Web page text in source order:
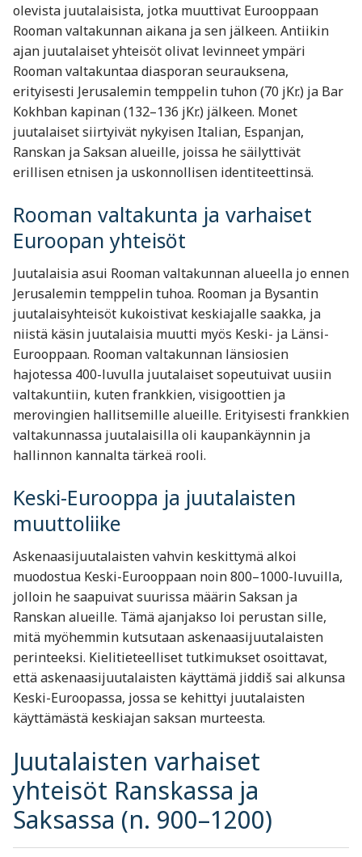
olevista juutalaisista, jotka muuttivat Eurooppaan
Rooman valtakunnan aikana ja sen jälkeen. Antiikin
ajan juutalaiset yhteisöt olivat levinneet ympäri
Rooman valtakuntaa diasporan seurauksena,
erityisesti Jerusalemin temppelin tuhon (70 jKr.) ja Bar
Kokhban kapinan (132–136 jKr.) jälkeen. Monet
juutalaiset siirtyivät nykyisen Italian, Espanjan,
Ranskan ja Saksan alueille, joissa he säilyttivät
erillisen etnisen ja uskonnollisen identiteettinsä.
Rooman valtakunta ja varhaiset
Euroopan yhteisöt
Juutalaisia asui Rooman valtakunnan alueella jo ennen
Jerusalemin temppelin tuhoa. Rooman ja Bysantin
juutalaisyhteisöt kukoistivat keskiajalle saakka, ja
niistä käsin juutalaisia muutti myös Keski- ja Länsi-
Eurooppaan. Rooman valtakunnan länsiosien
hajotessa 400-luvulla juutalaiset sopeutuivat uusiin
valtakuntiin, kuten frankkien, visigoottien ja
merovingien hallitsemille alueille. Erityisesti frankkien
valtakunnassa juutalaisilla oli kaupankäynnin ja
hallinnon kannalta tärkeä rooli.
Keski-Eurooppa ja juutalaisten
muuttoliike
Askenaasijuutalaisten vahvin keskittymä alkoi
muodostua Keski-Eurooppaan noin 800–1000-luvuilla,
jolloin he saapuivat suurissa määrin Saksan ja
Ranskan alueille. Tämä ajanjakso loi perustan sille,
mitä myöhemmin kutsutaan askenaasijuutalaisten
perinteeksi. Kielitieteelliset tutkimukset osoittavat,
että askenaasijuutalaisten käyttämä jiddiš sai alkunsa
Keski-Euroopassa, jossa se kehittyi juutalaisten
käyttämästä keskiajan saksan murteesta.
Juutalaisten varhaiset
yhteisöt Ranskassa ja
Saksassa (n. 900–1200)